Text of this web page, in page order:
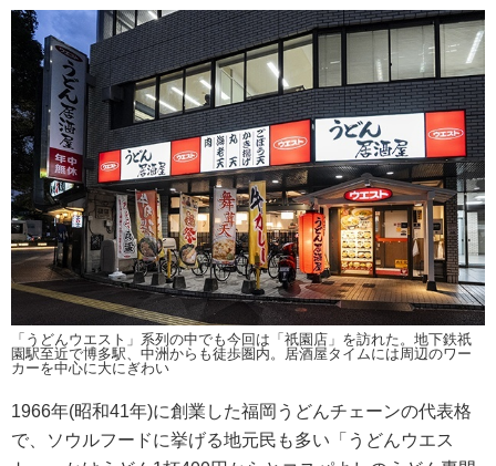
「うどんウエスト」系列の中でも今回は「祇園店」を訪れた。地下鉄祇
園駅至近で博多駅、中洲からも徒歩圏内。居酒屋タイムには周辺のワー
カーを中心に大にぎわい
1966年(昭和41年)に創業した福岡うどんチェーンの代表格
で、ソウルフードに挙げる地元民も多い「うどんウエス